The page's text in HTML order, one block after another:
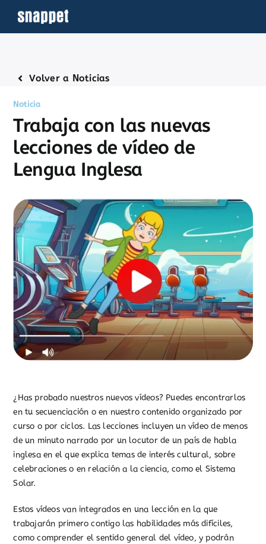
contenido
Volver a Noticias
Noticia
Trabaja con las nuevas
lecciones de vídeo de
Lengua Inglesa
¿Has probado nuestros nuevos vídeos? Puedes encontrarlos
en tu secuenciación o en nuestro contenido organizado por
curso o por ciclos. Las lecciones incluyen un vídeo de menos
de un minuto narrado por un locutor de un país de habla
inglesa en el que explica temas de interés cultural, sobre
celebraciones o en relación a la ciencia, como el Sistema
Solar.
Estos vídeos van integrados en una lección en la que
trabajarán primero contigo las habilidades más difíciles,
como comprender el sentido general del vídeo, y podrán